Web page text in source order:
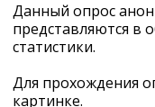
Данный опрос
представляются в
статистики.
Для прохождения
картинке.